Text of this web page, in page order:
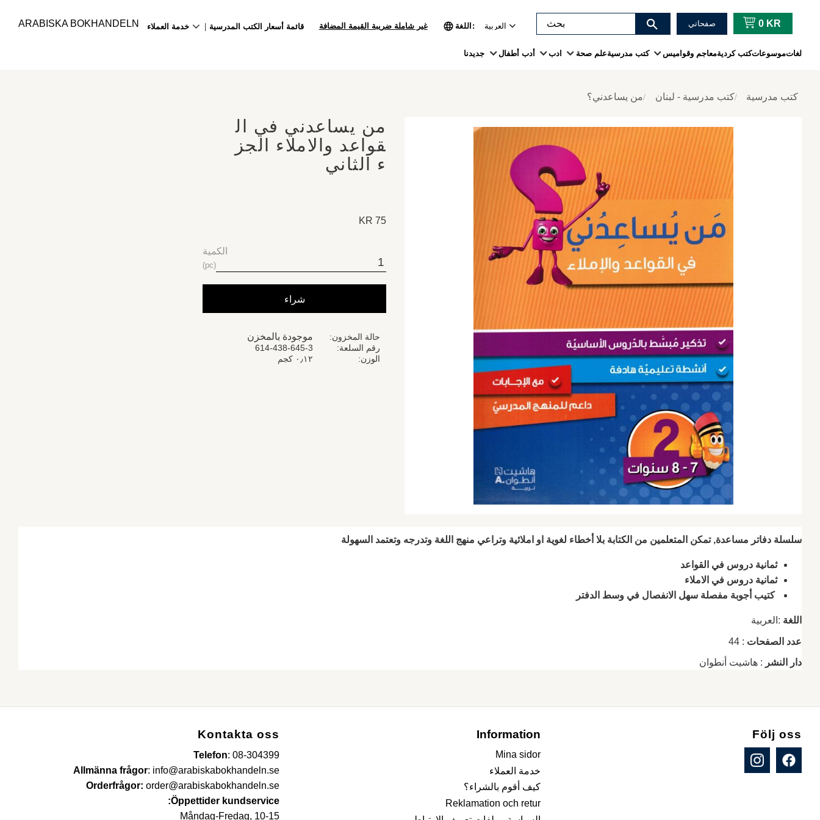
ARABISKA BOKHANDELN خدمة العملاء قائمة أسعار الكتب المدرسية غير شاملة ضريبة القيمة المضافة اللغة صفحاتي 0KR
جديدنا أدب أطفال ادب علم صحةكتب مدرسية معاجم وقواميسكتب كرديةموسوعاتلغات
كتب مدرسية كتب مدرسية - لبنان من يساعدني؟
من يساعدني في ال
قواعد والاملاء الجز
ء الثاني
75
KR
الكمية
pc
شراء
حالة المخزون موجودة بالمخزن
رقم السلعة
614-438-645-3
الوزن
٠٫١٢ كجم
سلسلة دفاتر مساعدة, تمكن المتعلمين من الكتابة بلا أخطاء لغوية او املائية وتراعي منهج اللغة وتدرجه وتعتمد السهولة
ثمانية دروس في القواعد
ثمانية دروس في الاملاء
كتيب أجوبة مفصلة سهل الانفصال في وسط الدفتر
اللغة :العربية
عدد الصفحات : 44
دار النشر : هاشيت أنطوان
Kontakta oss
Telefon: 08-304399
Allmänna frågor: info@arabiskabokhandeln.se
Orderfrågor: order@arabiskabokhandeln.se
Öppettider kundservice:
Måndag-Fredag, 10-15
Information
Mina sidor
خدمة العملاء
كيف أقوم بالشراء؟
Reklamation och retur
Följ oss